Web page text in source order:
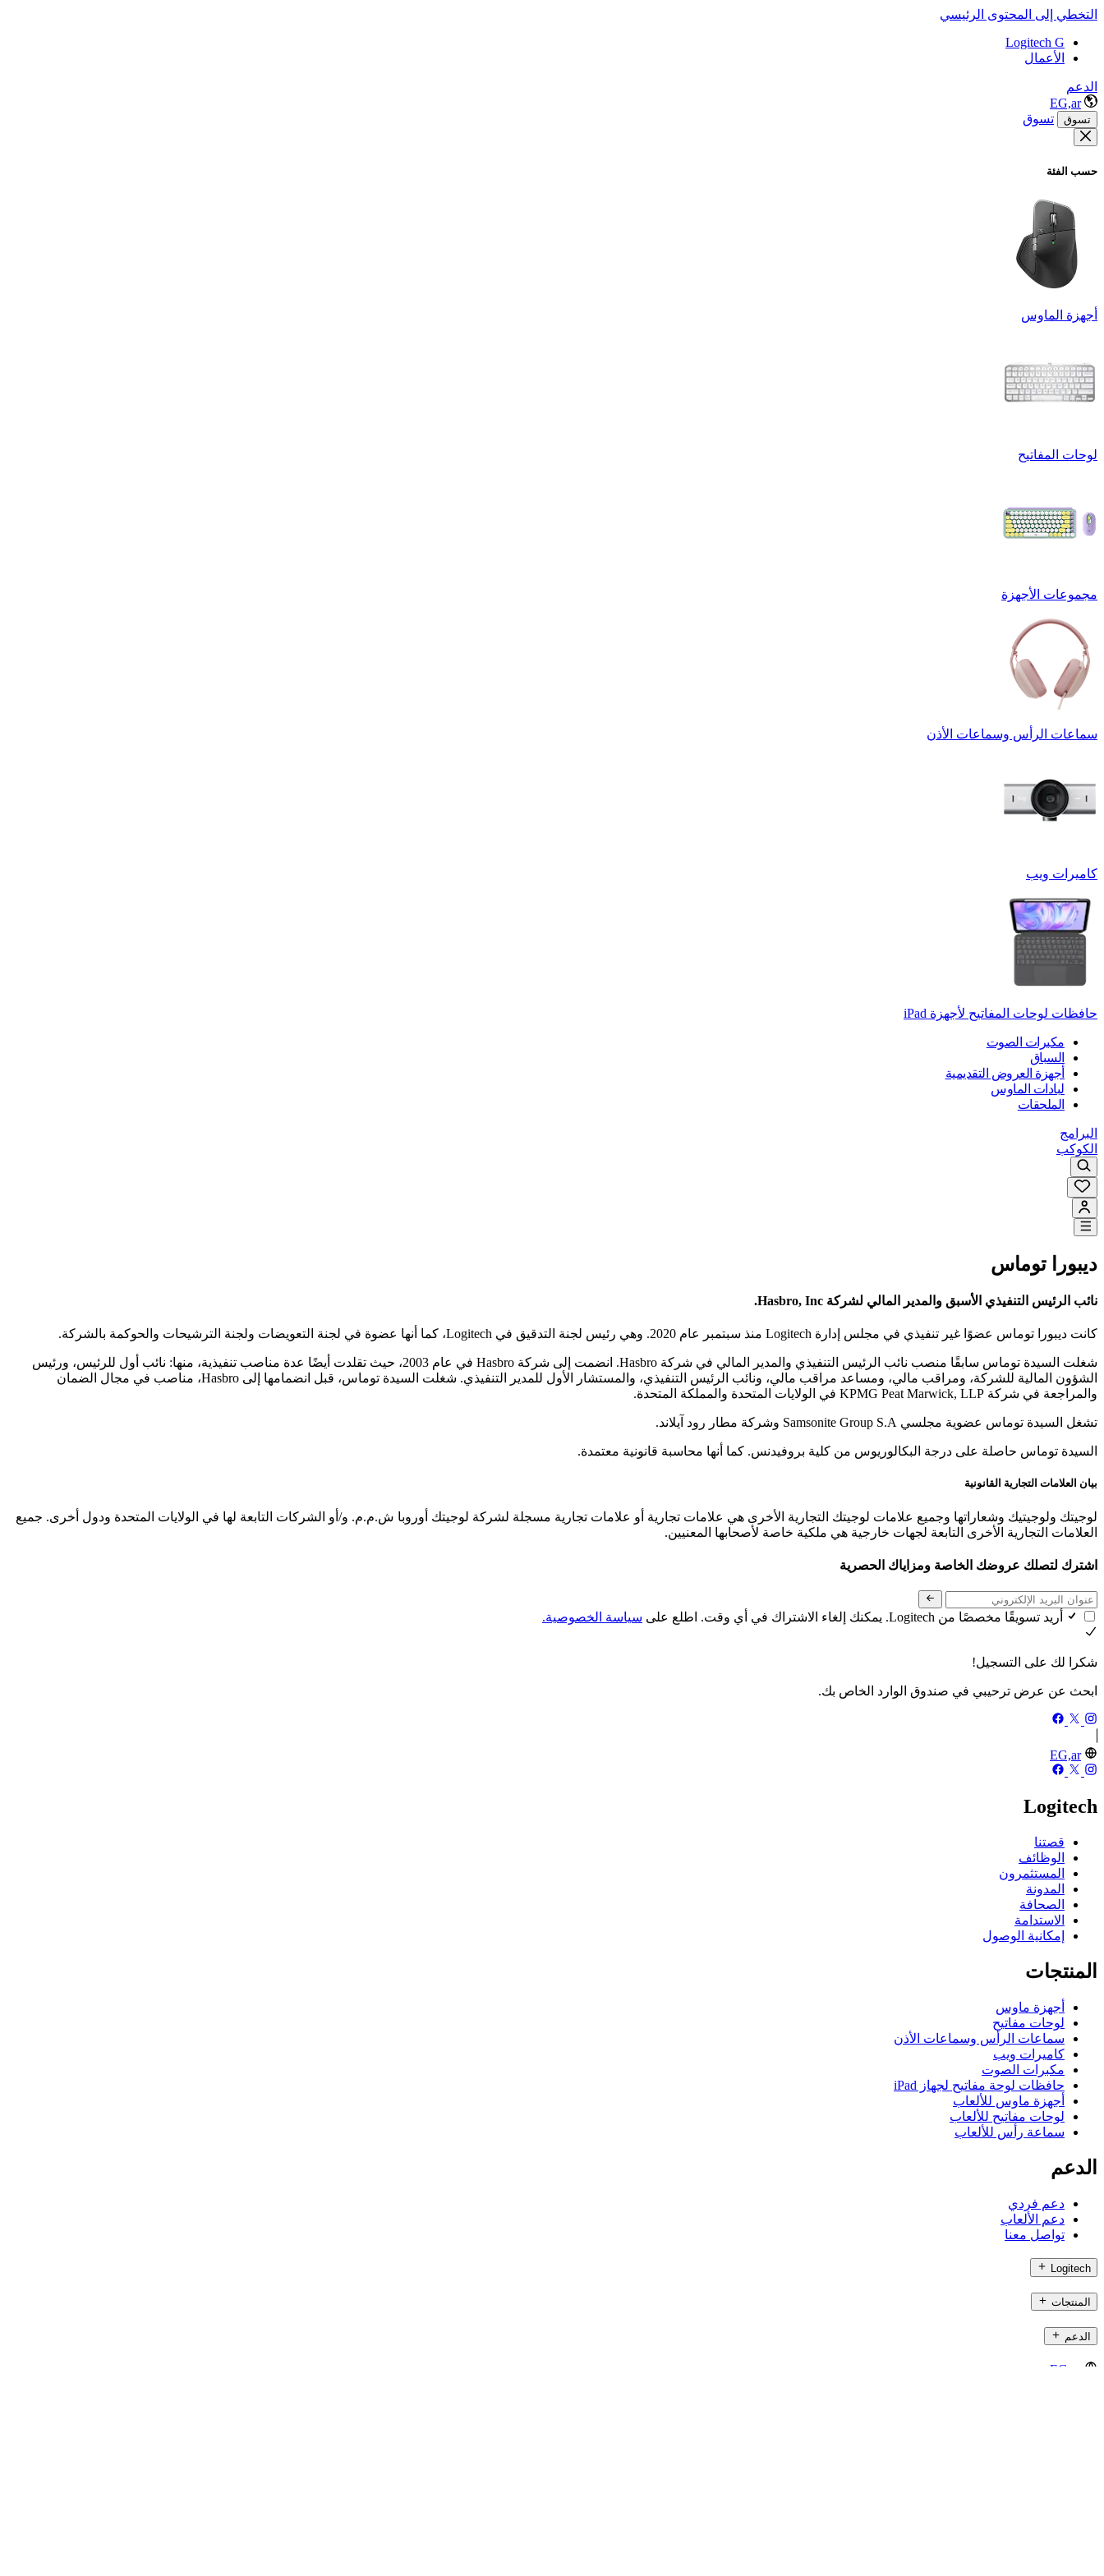
التخطي إلى المحتوى الرئيسي
Logitech G
الأعمال
الدعم
EG,ar
تسوق تسوق
حسب الفئة
أجهزة الماوس
لوحات المفاتيح
مجموعات الأجهزة
سماعات الرأس وسماعات الأذن
كاميرات ويب
حافظات لوحات المفاتيح لأجهزة ‏iPad
مكبرات الصوت
السباق
أجهزة العروض التقديمية
لبادات الماوس
الملحقات
البرامج
الكوكب
ديبورا توماس
نائب الرئيس التنفيذي الأسبق والمدير المالي لشركة Hasbro, Inc.
كانت ديبورا توماس عضوًا غير تنفيذي في مجلس إدارة Logitech منذ سبتمبر عام 2020. وهي رئيس لجنة التدقيق في Logitech، كما أنها عضوة في لجنة التعويضات ولجنة الترشيحات والحوكمة بالشركة.
شغلت السيدة توماس سابقًا منصب نائب الرئيس التنفيذي والمدير المالي في شركة Hasbro. انضمت إلى شركة Hasbro في عام 2003، حيث تقلدت أيضًا عدة مناصب تنفيذية، منها: نائب أول للرئيس، ورئيس
الشؤون المالية للشركة، ومراقب مالي، ومساعد مراقب مالي، ونائب الرئيس التنفيذي، والمستشار الأول للمدير التنفيذي. شغلت السيدة توماس، قبل انضمامها إلى Hasbro، مناصب في مجال الضمان
والمراجعة في شركة KPMG Peat Marwick, LLP في الولايات المتحدة والمملكة المتحدة.
تشغل السيدة توماس عضوية مجلسي Samsonite Group S.A وشركة مطار رود آيلاند.
السيدة توماس حاصلة على درجة البكالوريوس من كلية بروفيدنس. كما أنها محاسبة قانونية معتمدة.
بيان العلامات التجارية القانونية
لوجيتك ولوجيتيك وشعاراتها وجميع علامات لوجيتك التجارية الأخرى هي علامات تجارية أو علامات تجارية مسجلة لشركة لوجيتك أوروبا ش.م.م. و/أو الشركات التابعة لها في الولايات المتحدة ودول أخرى. جميع
العلامات التجارية الأخرى التابعة لجهات خارجية هي ملكية خاصة لأصحابها المعنيين.
اشترك لتصلك عروضك الخاصة ومزاياك الحصرية
أريد تسويقًا مخصصًا من Logitech. يمكنك إلغاء الاشتراك في أي وقت. اطلع على سياسة الخصوصية.
شكرا لك على التسجيل!
ابحث عن عرض ترحيبي في صندوق الوارد الخاص بك.
EG,ar
Logitech
قصتنا
الوظائف
المستثمرون
المدونة
الصحافة
الاستدامة
إمكانية الوصول
المنتجات
أجهزة ماوس
لوحات مفاتيح
سماعات الرأس وسماعات الأذن
كاميرات ويب
مكبرات الصوت
حافظات لوحة مفاتيح لجهاز iPad
أجهزة ماوس للألعاب
لوحات مفاتيح للألعاب
سماعة رأس للألعاب
الدعم
دعم فردي
دعم الألعاب
تواصل معنا
Logitech
المنتجات
الدعم
EG,ar